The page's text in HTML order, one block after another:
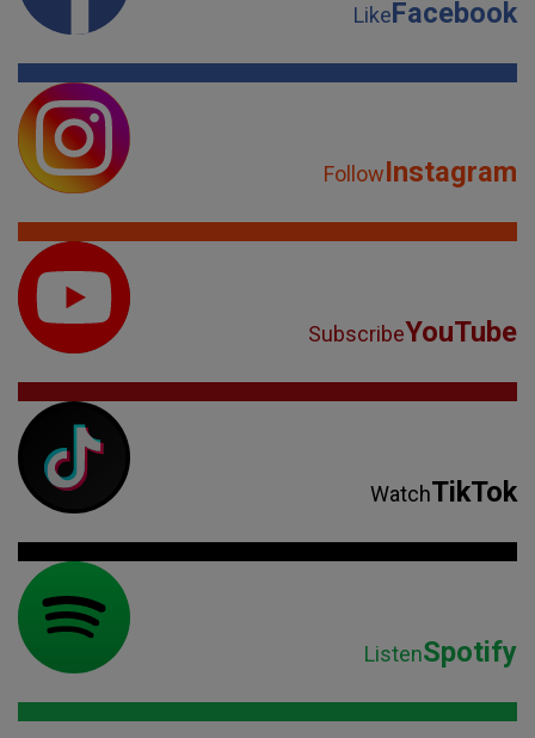
LikeFacebook
FollowInstagram
SubscribeYouTube
WatchTikTok
ListenSpotify